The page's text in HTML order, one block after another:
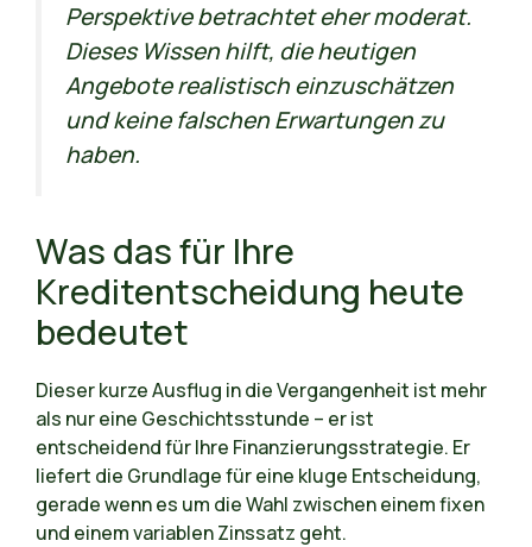
Perspektive betrachtet eher moderat.
Dieses Wissen hilft, die heutigen
Angebote realistisch einzuschätzen
und keine falschen Erwartungen zu
haben.
Was das für Ihre
Kreditentscheidung heute
bedeutet
Dieser kurze Ausflug in die Vergangenheit ist mehr
als nur eine Geschichtsstunde – er ist
entscheidend für Ihre Finanzierungsstrategie. Er
liefert die Grundlage für eine kluge Entscheidung,
gerade wenn es um die Wahl zwischen einem fixen
und einem variablen Zinssatz geht.